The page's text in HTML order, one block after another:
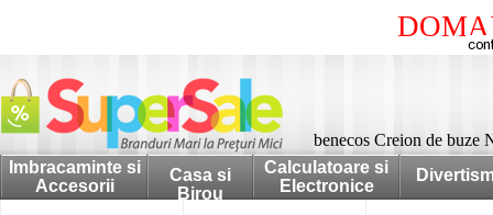
benecos Creion de
Imbracaminte si
Accesorii
Casa si
Birou
Calculatoare si
Electronice